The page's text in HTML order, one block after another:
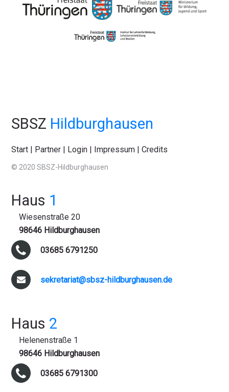
SBSZ Hildburghausen
Start | Partner | Login | Impressum |Credits
© 2020 SBSZ-Hildburghausen
Haus 1
Wiesenstraße 20
98646 Hildburghausen
03685 6791250
sekretariat@sbsz-hildburghausen.de
Haus 2
Helenenstraße 1
98646 Hildburghausen
03685 6791300